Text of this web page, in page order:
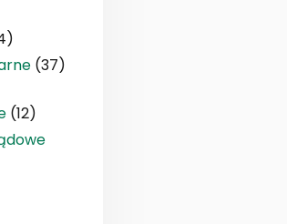
(37)
(12)